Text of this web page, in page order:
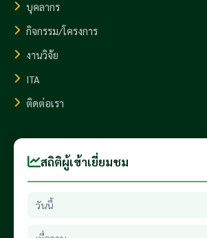
บุคลากร
กิจกรรม/โครงการ
งานวิจัย
ITA
ติดต่อเรา
สถิติผู้เข้าเยี่ยมชม
วันนี้